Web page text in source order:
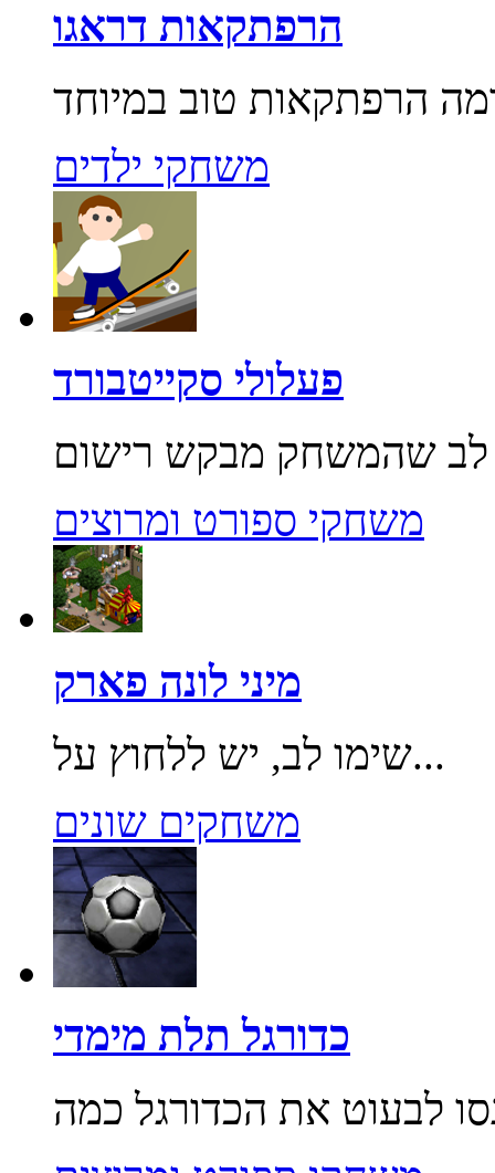
הרפתקאות דראגו
משחקי ילדים
פעלולי סקייטבורד
משחקי ספורט ומרוצים
מיני לונה פארק
שימו לב, יש ללחוץ על...
משחקים שונים
כדורגל תלת מימדי